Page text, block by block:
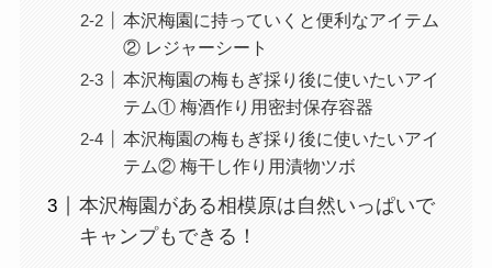
本沢梅園に持っていくと便利なアイテム
② レジャーシート
本沢梅園の梅もぎ採り後に使いたいアイ
テム① 梅酒作り用密封保存容器
本沢梅園の梅もぎ採り後に使いたいアイ
テム② 梅干し作り用漬物ツボ
本沢梅園がある相模原は自然いっぱいで
キャンプもできる！